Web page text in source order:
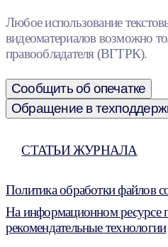
Любое использование
видеоматериалов возможно
правообладателя (ВГТРК).
Сообщить об опечатке
Обращение в
СТАТЬИ ЖУРНАЛА
Политика обработки файлов
На информационном ресурсе
рекомендательные технологии